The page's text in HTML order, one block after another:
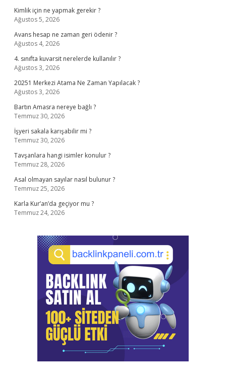
Kimlik için ne yapmak gerekir ?
Ağustos 5, 2026
Avans hesap ne zaman geri ödenir ?
Ağustos 4, 2026
4. sınıfta kuvarsit nerelerde kullanılır ?
Ağustos 3, 2026
20251 Merkezi Atama Ne Zaman Yapılacak ?
Ağustos 3, 2026
Bartın Amasra nereye bağlı ?
Temmuz 30, 2026
İşyeri sakala karışabilir mi ?
Temmuz 30, 2026
Tavşanlara hangi isimler konulur ?
Temmuz 28, 2026
Asal olmayan sayılar nasıl bulunur ?
Temmuz 25, 2026
Karla Kur’an’da geçiyor mu ?
Temmuz 24, 2026